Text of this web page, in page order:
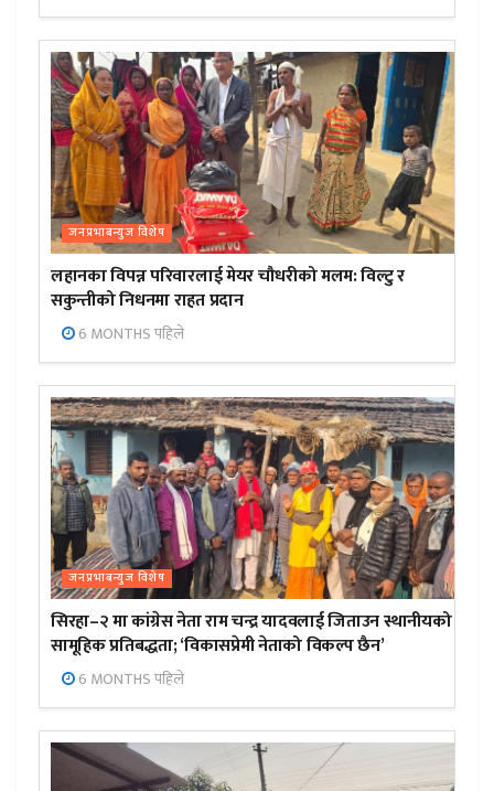
जनप्रभाबन्युज विशेष
लहानका विपन्न परिवारलाई मेयर चौधरीको मलम: विल्टु र
सकुन्तीको निधनमा राहत प्रदान
6 MONTHS पहिले
जनप्रभाबन्युज विशेष
सिरहा–२ मा कांग्रेस नेता राम चन्द्र यादवलाई जिताउन स्थानीयको
सामूहिक प्रतिबद्धता; ‘विकासप्रेमी नेताको विकल्प छैन’
6 MONTHS पहिले